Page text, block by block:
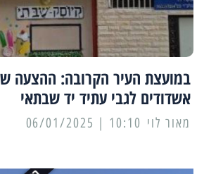
במועצת העיר הקרובה: ההצעה
אשדודים לגבי עתיד יד שבתאי
מאור לוי 10:10 | 06/01/2025